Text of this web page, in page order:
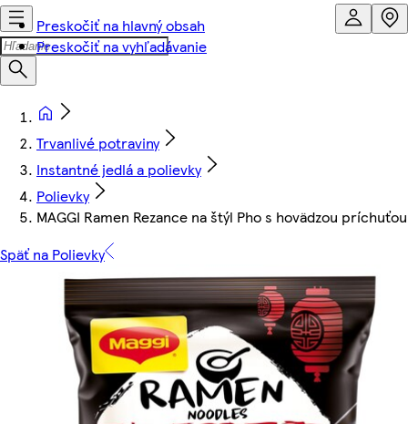
Preskočiť na hlavný obsah
Preskočiť na vyhľadávanie
Trvanlivé potraviny
Instantné jedlá a polievky
Polievky
MAGGI Ramen Rezance na štýl Pho s hovädzou
Späť na Polievky